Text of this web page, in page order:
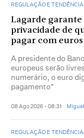
REGULAÇÃO E
Lagarde
privacidade de
pagar com
A presidente do
europeus serão
numerário, o euro
pagamento"
08 Ago 2026 - 08:31
REGULAÇÃO E